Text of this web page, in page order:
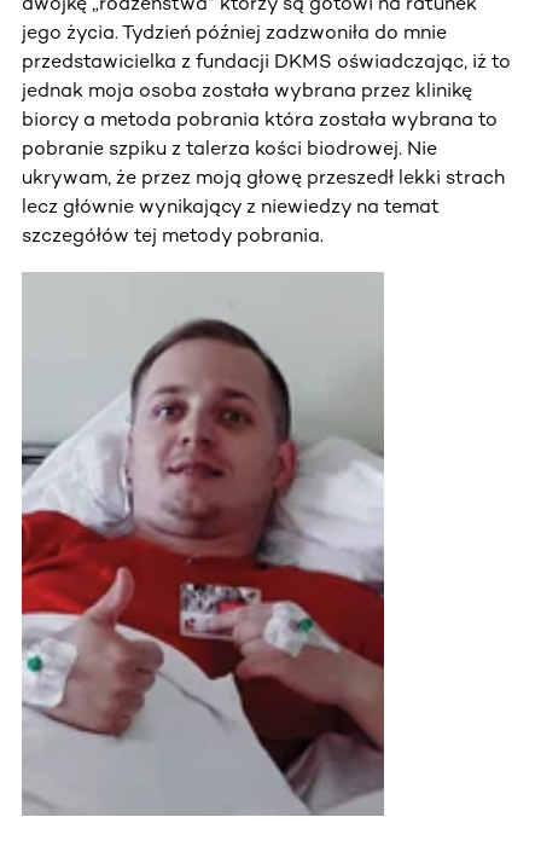
jego życia. Tydzień później zadzwoniła do mnie
przedstawicielka z fundacji DKMS oświadczając, iż to
jednak moja osoba została wybrana przez klinikę
biorcy a metoda pobrania która została wybrana to
pobranie szpiku z talerza kości biodrowej. Nie
ukrywam, że przez moją głowę przeszedł lekki strach
lecz głównie wynikający z niewiedzy na temat
szczegółów tej metody pobrania.